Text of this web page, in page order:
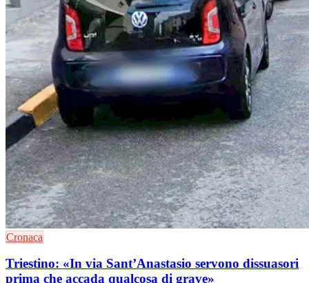
Cronaca
Triestino: «In via Sant’Anastasio servono dissuasori
prima che accada qualcosa di grave»